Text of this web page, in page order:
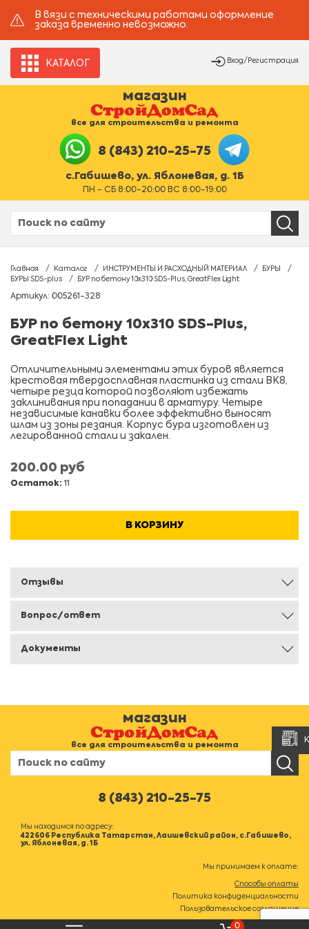
В вязи с техническими работами оформление
заказа временно невозможно.
КАТАЛОГ Вход/Регистрация
магазин
все для строительства и ремонта
8 (843) 210-25-75
с.Габишево, ул. Яблоневая, д. 1Б
ПН - СБ 8:00-20:00 ВС 8:00-19:00
Главная Каталог ИНСТРУМЕНТЫ И РАСХОДНЫЙ МАТЕРИАЛ
БУРЫ
БУРЫ SDS-plus
БУР по бетону 10x310 SDS-Plus, GreatFlex Light
Артикул: 005261-328
БУР по бетону 10x310 SDS-Plus,
GreatFlex Light
Отличительными элементами этих буров является
крестовая твердосплавная пластинка из стали ВК8,
четыре резца которой позволяют избежать
заклинивания при попадании в арматуру. Четыре
независимые канавки более эффективно выносят
шлам из зоны резания. Корпус бура изготовлен из
легированной стали и закален.
200.00 руб
Остаток: 11
В КОРЗИНУ
Отзывы
Вопрос/ответ
Документы
магазин
все для строительства и ремонта
8 (843) 210-25-75
Мы находимся по адресу:
422606 Республика Татарстан, Лаишевский район, с.Габишево,
ул. Яблоневая, д. 1Б
Мы принимаем к оплате:
Способы оплаты
Политика конфиденциальности
Пользовательское соглашение
0